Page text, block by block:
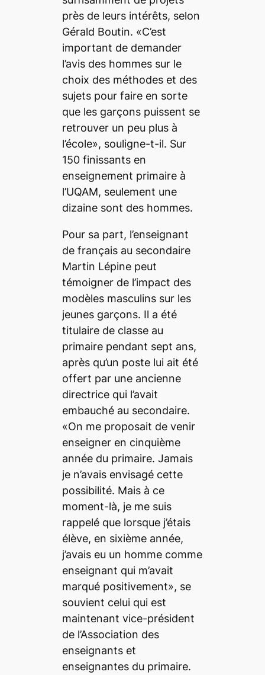
près de leurs intérêts, selon
Gérald Boutin. «C’est
important de demander
l’avis des hommes sur le
choix des méthodes et des
sujets pour faire en sorte
que les garçons puissent se
retrouver un peu plus à
l’école», souligne-t-il. Sur
150 finissants en
enseignement primaire à
l’UQAM, seulement une
dizaine sont des hommes.
Pour sa part, l’enseignant
de français au secondaire
Martin Lépine peut
témoigner de l’impact des
modèles masculins sur les
jeunes garçons. Il a été
titulaire de classe au
primaire pendant sept ans,
après qu’un poste lui ait été
offert par une ancienne
directrice qui l’avait
embauché au secondaire.
«On me proposait de venir
enseigner en cinquième
année du primaire. Jamais
je n’avais envisagé cette
possibilité. Mais à ce
moment-là, je me suis
rappelé que lorsque j’étais
élève, en sixième année,
j’avais eu un homme comme
enseignant qui m’avait
marqué positivement», se
souvient celui qui est
maintenant vice-président
de l’Association des
enseignants et
enseignantes du primaire.